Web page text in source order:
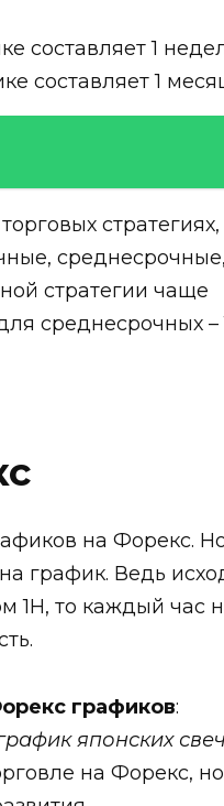
составляет 1
составляет 1
стратегиях,
среднесрочные,
стратегии чаще
среднесрочных –
на Форекс.
график. Ведь
1H, то каждый час
графиков:
японских
на Форекс,